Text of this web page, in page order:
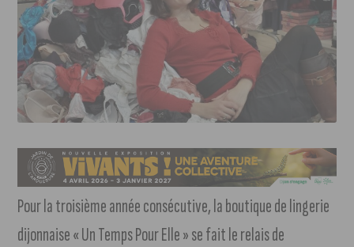
Pour la troisième année consécutive, la boutique de lingerie
dijonnaise « Un Temps Pour Elle » se fait le relais de